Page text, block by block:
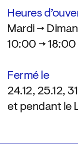
Heures
Mardi →
10:00 → 18:00
Fermé le
24.12, 25.12,
et pendant le